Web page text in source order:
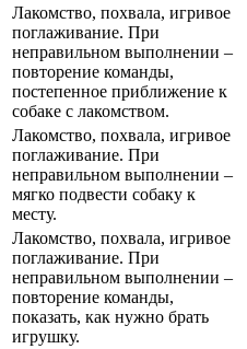
Лакомство, похвала, игривое
поглаживание. При
неправильном выполнении –
повторение команды,
постепенное приближение к
собаке с лакомством.
Лакомство, похвала, игривое
поглаживание. При
неправильном выполнении –
мягко подвести собаку к
месту.
Лакомство, похвала, игривое
поглаживание. При
неправильном выполнении –
повторение команды,
показать, как нужно брать
игрушку.